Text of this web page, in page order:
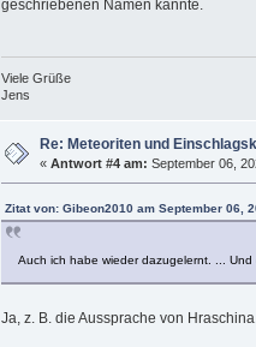
geschriebenen Namen kannte.
Viele Grüße
Jens
Re: Meteoriten und
« Antwort #4 am: September 06,
Zitat von: Gibeon2010 am September 06,
Auch ich habe wieder dazugelernt. ...
Ja, z. B. die Aussprache von